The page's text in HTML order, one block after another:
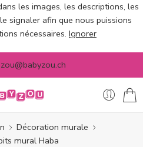
les images, les descriptions, les
signaler afin que nous puissions
nécessaires. Ignorer
zou@babyzou.ch
Décoration murale
mural Haba